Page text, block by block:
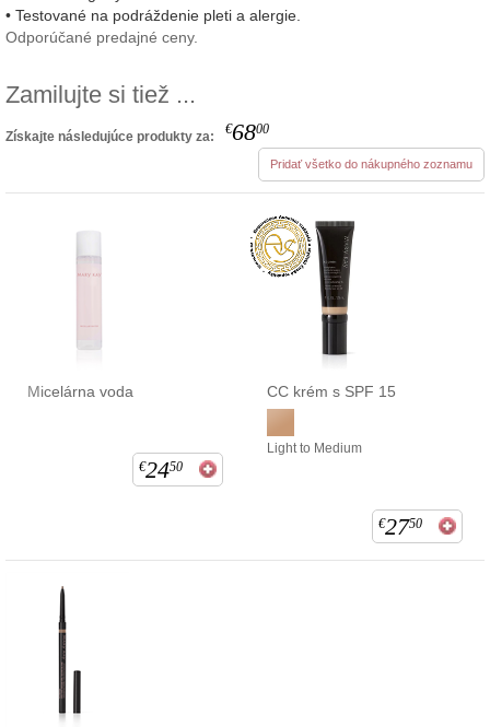
• Testované na podráždenie pleti a alergie.
Odporúčané predajné ceny.
Zamilujte si tiež ...
Získajte následujúce produkty za: €6800
Pridať všetko do nákupného zoznamu
Micelárna voda
€2450
CC krém s SPF 15
Light to Medium
€2750